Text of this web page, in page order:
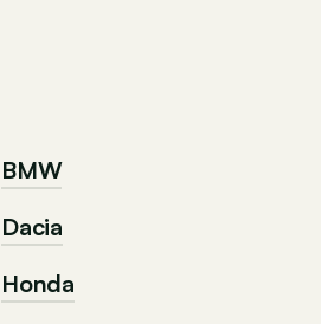
BMW
Dacia
Honda